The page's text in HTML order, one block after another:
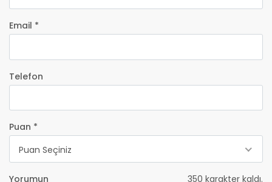
Email *
Telefon
Puan *
Puan Seçiniz
Yorumun 350 karakter kaldı.